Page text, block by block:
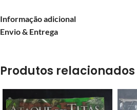
Informação adicional
Envio & Entrega
Produtos relacionados